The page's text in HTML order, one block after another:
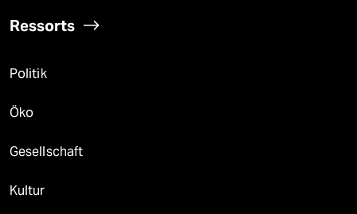
Ressorts
Politik
Öko
Gesellschaft
Kultur